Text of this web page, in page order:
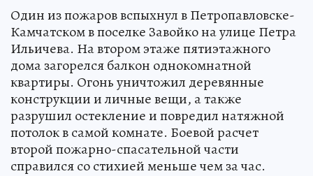
Один из пожаров вспыхнул в Петропавловске-
Камчатском в поселке Завойко на улице Петра
Ильичева. На втором этаже пятиэтажного
дома загорелся балкон однокомнатной
квартиры. Огонь уничтожил деревянные
конструкции и личные вещи, а также
разрушил остекление и повредил натяжной
потолок в самой комнате. Боевой расчет
второй пожарно-спасательной части
справился со стихией меньше чем за час.